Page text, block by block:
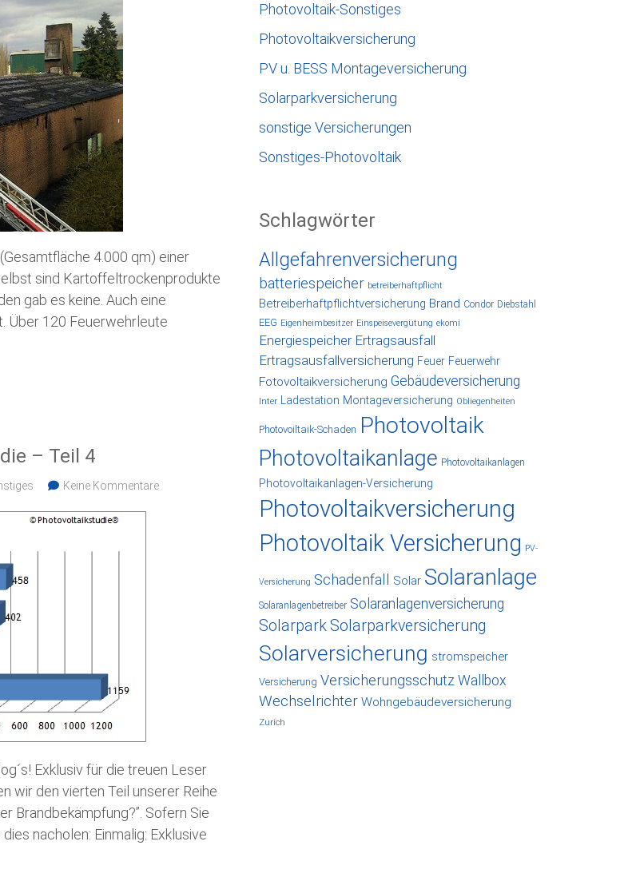
4.000 qm) einer
sind Kartoffeltrockenprodukte
gab es keine. Auch eine
Über 120 Feuerwehrleute
– Teil 4
Keine Kommentare
Exklusiv für die treuen Leser
wir den vierten Teil unserer Reihe
Brandbekämpfung?”. Sofern Sie
nacholen: Einmalig: Exklusive
Photovoltaik-Sonstiges
Photovoltaikversicherung
PV u. BESS Montageversicherung
Solarparkversicherung
sonstige Versicherungen
Sonstiges-Photovoltaik
Schlagwörter
Allgefahrenversicherung
batteriespeicher betreiberhaftpflicht
Betreiberhaftpflichtversicherung Brand Condor Diebstahl
EEG Eigenheimbesitzer Einspeisevergütung ekomi
Energiespeicher Ertragsausfall
Ertragsausfallversicherung Feuer Feuerwehr
Fotovoltaikversicherung Gebäudeversicherung
Inter Ladestation Montageversicherung Obliegenheiten
Photovoiltaik-Schaden Photovoltaik
Photovoltaikanlage Photovoltaikanlagen
Photovoltaikanlagen-Versicherung
Photovoltaikversicherung
Photovoltaik Versicherung PV-
Versicherung Schadenfall Solar Solaranlage
Solaranlagenbetreiber Solaranlagenversicherung
SolarparkSolarparkversicherung
Solarversicherung stromspeicher
Versicherung Versicherungsschutz Wallbox
Wechselrichter Wohngebäudeversicherung
Zurich